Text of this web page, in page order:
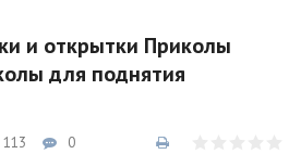
и открытки Приколы
для поднятия
113 0